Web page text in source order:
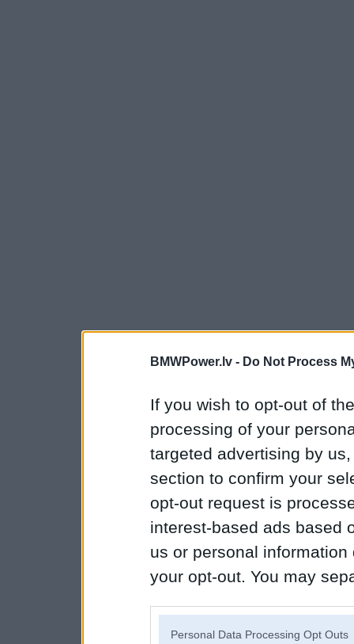
BMWPower.lv - Do Not Process
If you wish to opt-out of
processing of your
targeted advertising by
section to confirm your
opt-out request is
interest-based ads based
us or personal
your opt-out. You may
Personal Data Processing Opt Outs